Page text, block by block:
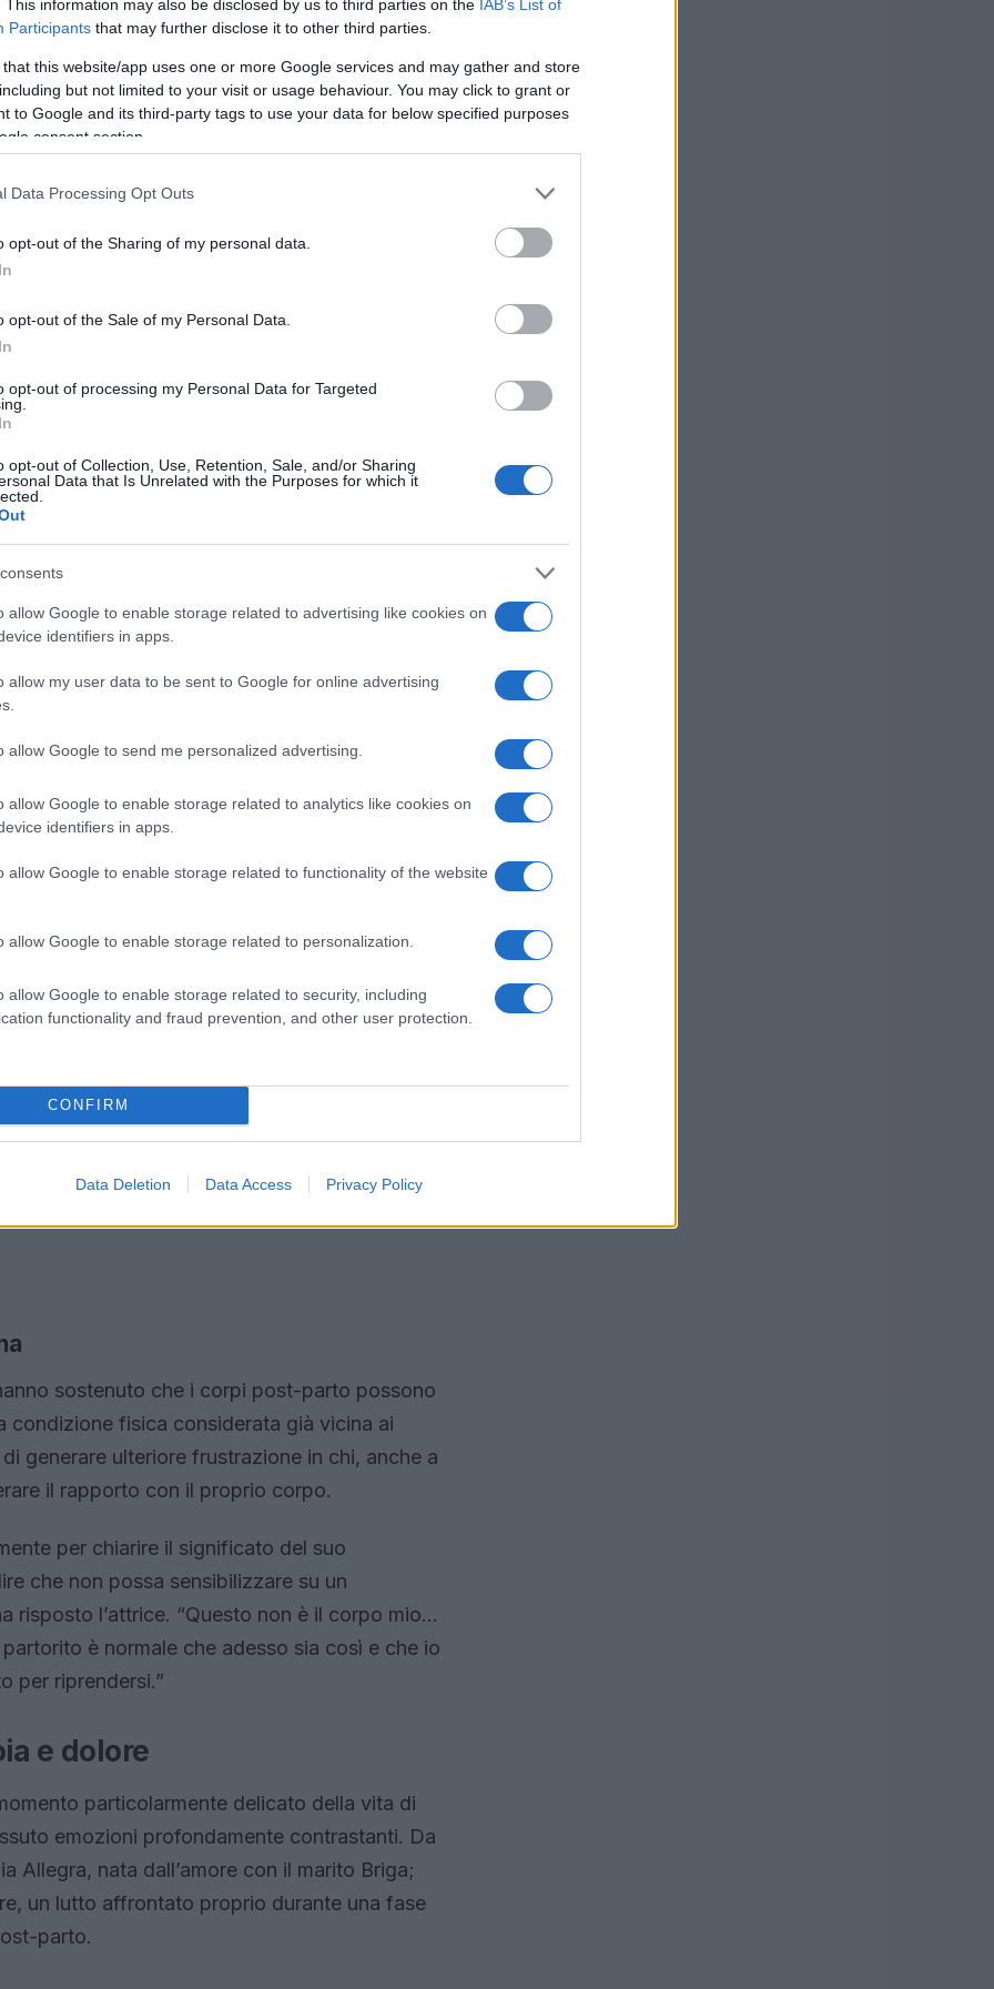
This information may also be disclosed by us to third parties on the IAB’s List of
Participants that may further disclose it to other third parties.
that this website/app uses one or more Google services and may gather and store
but not limited to your visit or usage behaviour. You may click to grant or
to Google and its third-party tags to use your data for below specified purposes
consent section.
Data Processing Opt Outs
opt-out of the Sharing of my personal data.
opt-out of the Sale of my Personal Data.
opt-out of processing my Personal Data for Targeted
opt-out of Collection, Use, Retention, Sale, and/or Sharing
Data that Is Unrelated with the Purposes for which it
allow Google to enable storage related to advertising like cookies on
identifiers in apps.
allow my user data to be sent to Google for online advertising
allow Google to send me personalized advertising.
allow Google to enable storage related to analytics like cookies on
identifiers in apps.
allow Google to enable storage related to functionality of the website
allow Google to enable storage related to personalization.
allow Google to enable storage related to security, including
functionality and fraud prevention, and other user protection.
CONFIRM
Data Deletion Data Access Privacy Policy
un dibattito acceso tra gli utenti, con
ha risposto con fermezza alle critiche,
se stesse e di concedersi il tempo
post-parto e l’accettazione
di pancia, sottolineando come il
essere gentili con se stesse.
dato luce a una nuova vita”, ha scritto
pressione di standard estetici irrealistici.
di numerose mamme che si sono
di questo periodo. Tuttavia, non sono
hanno osservato come l’attrice abbia
esperienza non sarebbe rappresentativa delle
gravidanza.
sostenuto che i corpi post-parto possono
condizione fisica considerata già vicina ai
generare ulteriore frustrazione in chi, anche a
il rapporto con il proprio corpo.
per chiarire il significato del suo
che non possa sensibilizzare su un
risposto l’attrice. “Questo non è il corpo mio…
è normale che adesso sia così e che io
per riprendersi.”
e dolore
particolarmente delicato della vita di
emozioni profondamente contrastanti. Da
Allegra, nata dall’amore con il marito Briga;
un lutto affrontato proprio durante una fase
parto.